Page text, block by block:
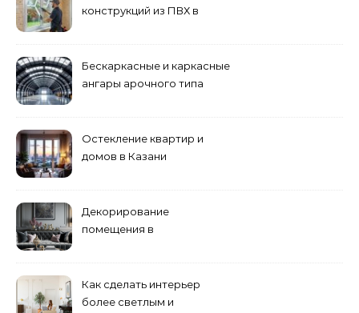
конструкций из ПВХ в
Бескаркасные и каркасные
ангары арочного типа
Остекление квартир и
домов в Казани
Декорирование
помещения в
направлений для создания
уникального комплекса
Как сделать интерьер
более светлым и